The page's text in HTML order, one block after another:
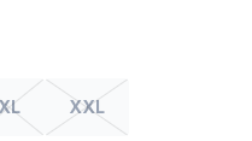
XL XXL